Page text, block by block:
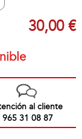
30,00 €
al cliente
965 31 08 87